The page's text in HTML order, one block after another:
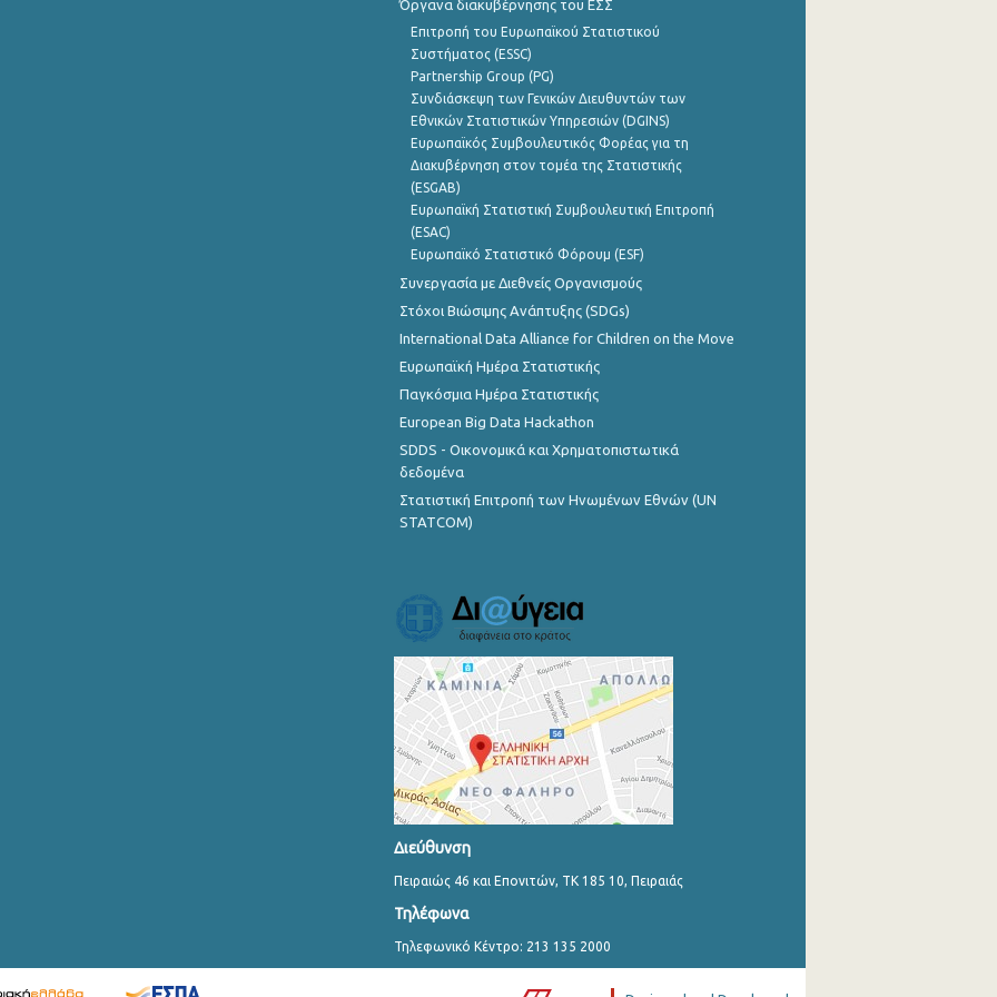
Όργανα διακυβέρνησης του ΕΣΣ
Επιτροπή του Ευρωπαϊκού Στατιστικού
Συστήματος (ESSC)
Partnership Group (PG)
Συνδιάσκεψη των Γενικών Διευθυντών των
Εθνικών Στατιστικών Υπηρεσιών (DGINS)
Ευρωπαϊκός Συμβουλευτικός Φορέας για τη
Διακυβέρνηση στον τομέα της Στατιστικής
(ESGAB)
Ευρωπαϊκή Στατιστική Συμβουλευτική Επιτροπή
(ESAC)
Ευρωπαϊκό Στατιστικό Φόρουμ (ESF)
Συνεργασία με Διεθνείς Οργανισμούς
Στόχοι Βιώσιμης Ανάπτυξης (SDGs)
International Data Alliance for Children on the Move
Ευρωπαϊκή Ημέρα Στατιστικής
Παγκόσμια Ημέρα Στατιστικής
European Big Data Hackathon
SDDS - Οικονομικά και Χρηματοπιστωτικά
δεδομένα
Στατιστική Επιτροπή των Ηνωμένων Εθνών (UN
STATCOM)
Διεύθυνση
Πειραιώς 46 και Επονιτών, ΤΚ 185 10, Πειραιάς
Τηλέφωνα
Τηλεφωνικό Κέντρο: 213 135 2000